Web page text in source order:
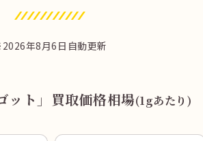
2026年8月6日自動更新
ット」買取価格相場(1gあたり)